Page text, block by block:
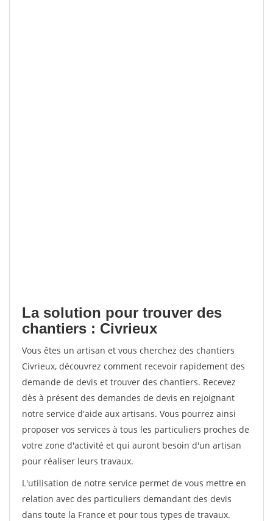
La solution pour trouver des
chantiers : Civrieux
Vous êtes un artisan et vous cherchez des chantiers
Civrieux, découvrez comment recevoir rapidement des
demande de devis et trouver des chantiers. Recevez
dès à présent des demandes de devis en rejoignant
notre service d'aide aux artisans. Vous pourrez ainsi
proposer vos services à tous les particuliers proches de
votre zone d'activité et qui auront besoin d'un artisan
pour réaliser leurs travaux.
L'utilisation de notre service permet de vous mettre en
relation avec des particuliers demandant des devis
dans toute la France et pour tous types de travaux.